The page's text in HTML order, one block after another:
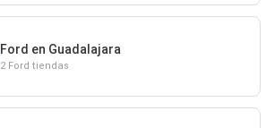
Ford en Guadalajara
2 Ford tiendas